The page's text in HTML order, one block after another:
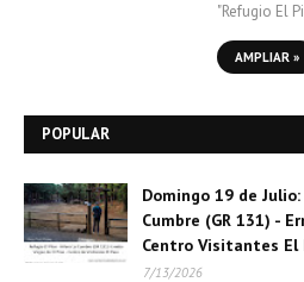
"Refugio El
AMPLIAR »
POPULAR
Domingo 19 de
Cumbre (GR 131) -
Centro Visitantes El
7/13/2026